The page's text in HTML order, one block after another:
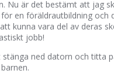
Nu är det bestämt att jag
en föräldrautbildning och
kunna vara del av deras
jobb!
stänga ned datorn och titta